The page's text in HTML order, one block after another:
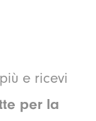
e ricevi
per la